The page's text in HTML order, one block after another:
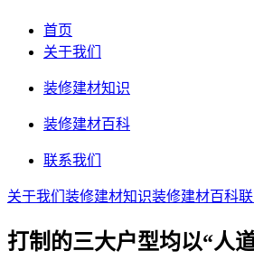
首页
关于我们
装修建材知识
装修建材百科
联系我们
关于我们 装修建材知识装修建材百科
打制的三大户型均以“人